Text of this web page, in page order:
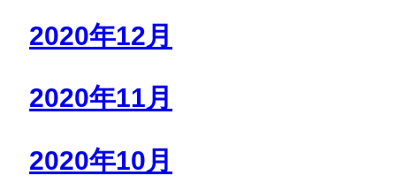
2020年12月
2020年11月
2020年10月